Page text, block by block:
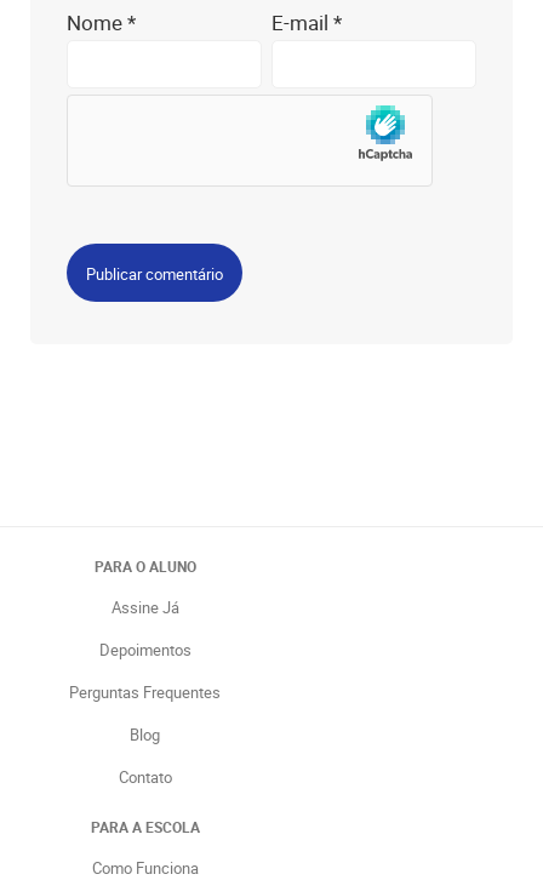
Nome* E-mail *
PARA O ALUNO
Assine Já
Depoimentos
Perguntas Frequentes
Blog
Contato
PARA A ESCOLA
Como Funciona